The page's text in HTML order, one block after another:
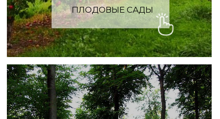
Заполните форму. Мы свяжемся
с вами в ближайшее время
Ваше имя
Ваш номер телефона
+7